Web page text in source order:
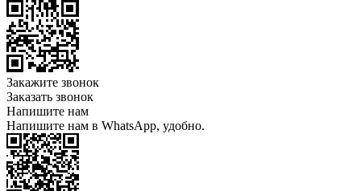
Закажите звонок
Заказать звонок
Напишите нам
Напишите нам в WhatsApp, удобно.